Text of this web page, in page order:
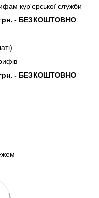
кур'єрської служби
грн. - БЕЗКОШТОВНО
грн. - БЕЗКОШТОВНО